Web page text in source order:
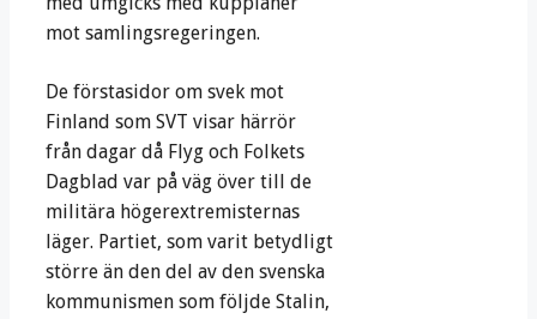
mot samlingsregeringen.
De förstasidor om svek mot
Finland som SVT visar härrör
från dagar då Flyg och Folkets
Dagblad var på väg över till de
militära högerextremisternas
läger. Partiet, som varit betydligt
större än den del av den svenska
kommunismen som följde Stalin,